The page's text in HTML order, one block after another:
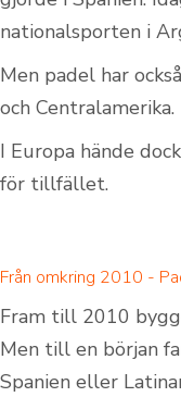
nationalsporten i
Men padel har
och Centralamerika.
I Europa hände
för tillfället.
Från omkring 2010 -
Fram till 2010
Men till en början
Spanien eller